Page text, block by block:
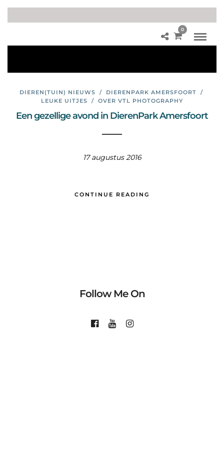
0
DIEREN(TUIN) NIEUWS / DIERENPARK AMERSFOORT /
LEUKE UITJES / OVER VTL PHOTOGRAPHY
Een gezellige avond in DierenPark Amersfoort
17 augustus 2016
CONTINUE READING
Follow Me On